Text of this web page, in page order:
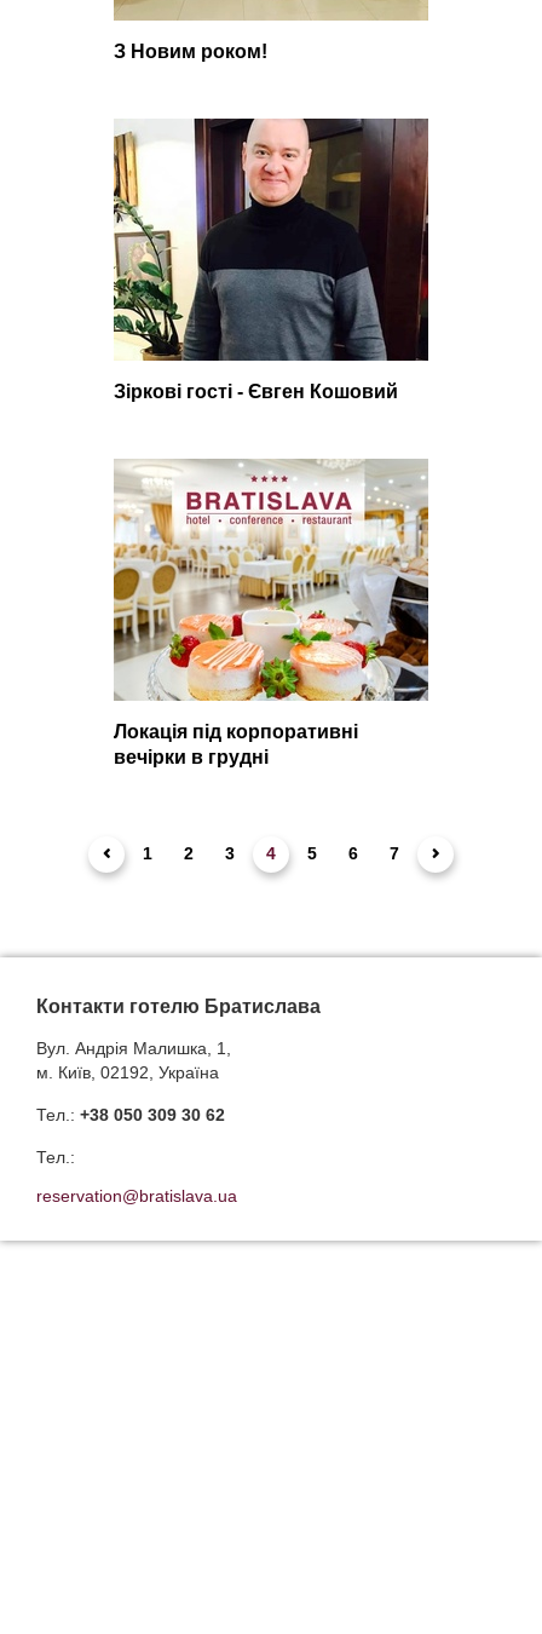
З Новим роком!
Зіркові гості - Євген Кошовий
Локація під корпоративні
вечірки в грудні
1 2 3 4 5 6 7
Контакти готелю Братислава
Вул. Андрія Малишка, 1,
м. Київ, 02192, Україна
Тел.: +38 050 309 30 62
Тел.:
reservation@bratislava.ua